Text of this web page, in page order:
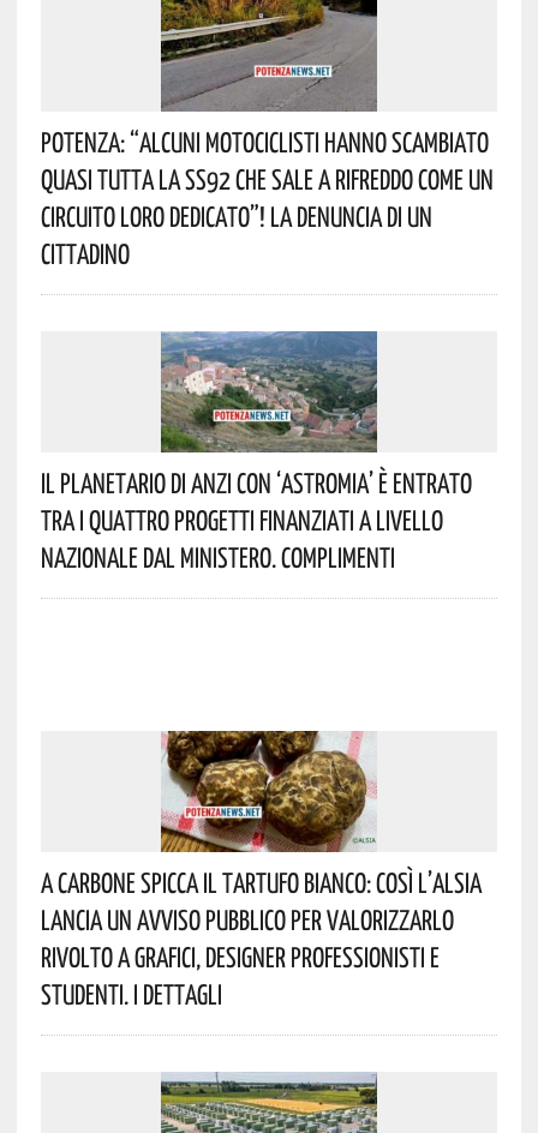
Potenza: “alcuni Motociclisti Hanno Scambiato
Quasi Tutta La SS92 Che Sale A Rifreddo Come Un
Circuito Loro Dedicato”! La Denuncia Di Un
Cittadino
Il Planetario Di Anzi Con ‘Astromia’ È Entrato
Tra I Quattro Progetti Finanziati A Livello
Nazionale Dal Ministero. Complimenti
A Carbone Spicca Il Tartufo Bianco: Così L’Alsia
Lancia Un Avviso Pubblico Per Valorizzarlo
Rivolto A Grafici, Designer Professionisti E
Studenti. I Dettagli